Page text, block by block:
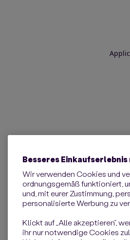
Besseres
Wir verwenden Cookies und
ordnungsgemäß funktioniert,
und, mit eurer Zustimmung,
personalisierte Werbung zu
Klickt auf „Alle akzeptieren“,
ihr nur notwendige Cookies